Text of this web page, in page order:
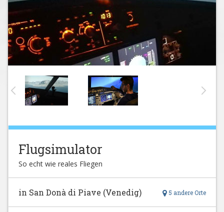
Flugsimulator
So echt wie reales Fliegen
5 andere Orte
in San Donà di Piave (Venedig)